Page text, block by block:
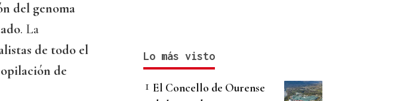
del genoma
. La
de todo el
de
Lo más visto
El Concello de Ourense